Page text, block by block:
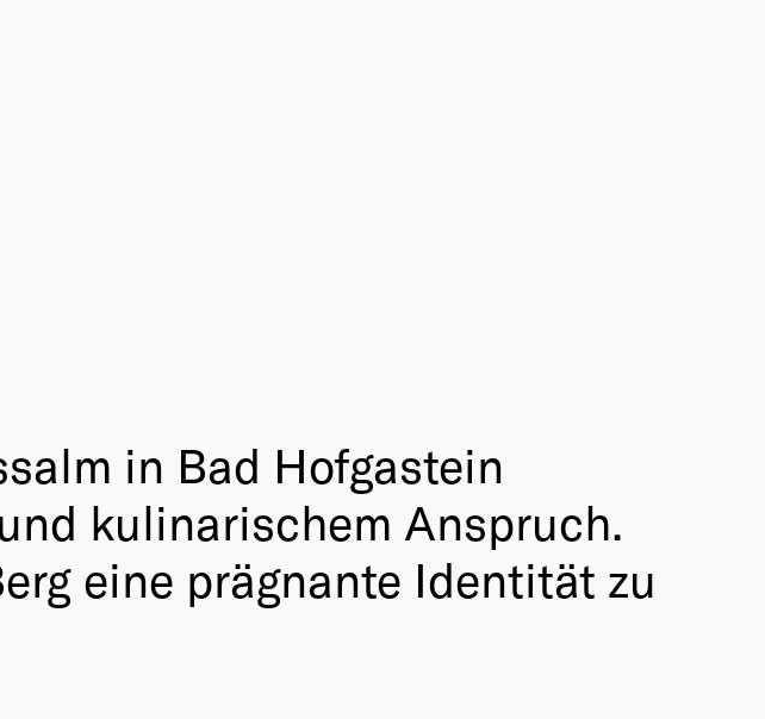
in Bad Hofgastein
kulinarischem Anspruch.
eine prägnante Identität zu